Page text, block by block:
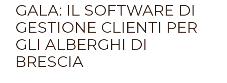
GALA: IL SOFTWARE DI
GESTIONE CLIENTI PER
GLI ALBERGHI DI
BRESCIA